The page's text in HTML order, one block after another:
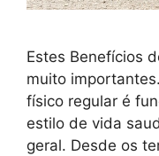
Estes Benefícios
muito
físico regular é
estilo de vida
geral. Desde os